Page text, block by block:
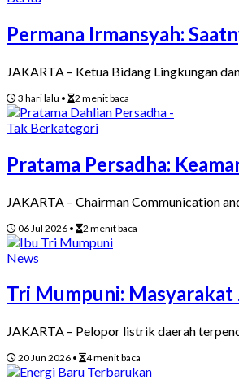
Permana Irmansyah:
JAKARTA – Ketua Bidang Lingkungan
3 hari lalu • 2 menit baca
Tak Berkategori
Pratama Persadha:
JAKARTA – Chairman Communication
06 Jul 2026 • 2 menit baca
News
Tri Mumpuni: Masyarakat
JAKARTA – Pelopor listrik daerah
20 Jun 2026 • 4 menit baca